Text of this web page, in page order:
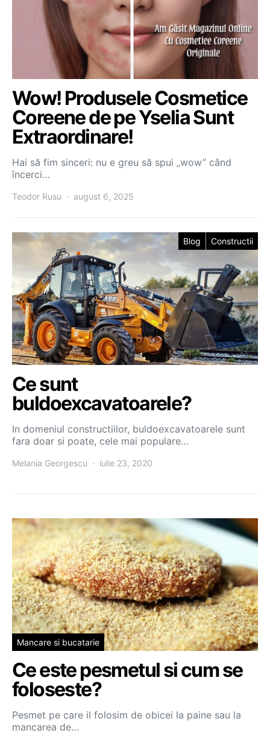
Wow! Produsele Cosmetice
Coreene de pe Yselia Sunt
Extraordinare!
Hai să fim sinceri: nu e greu să spui „wow” când
încerci…
Teodor Rusu august 6, 2025
Blog Constructii
Ce sunt
buldoexcavatoarele?
In domeniul constructiilor, buldoexcavatoarele sunt
fara doar si poate, cele mai populare…
Melania Georgescu iulie 23, 2020
Mancare si bucatarie
Ce este pesmetul si cum se
foloseste?
Pesmet pe care il folosim de obicei la paine sau la
mancarea de…